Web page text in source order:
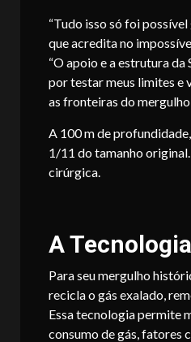
“Tudo isso só foi
que acredita no
“O apoio e a estrutura
por testar meus limites e
as fronteiras do mergulho
A 100 m de
1/11 do tamanho
cirúrgica.
A
Para seu mergulho
recicla o gás exalado,
Essa tecnologia permite
consumo de gás, fatores